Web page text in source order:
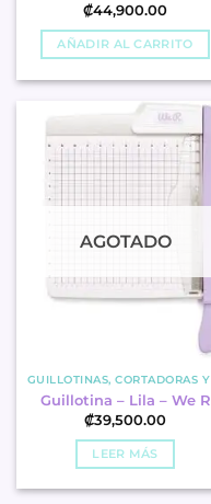
₡44,900.00
AÑADIR AL CARRITO
AGOTADO
Guillotina – Lila – We R
₡39,500.00
LEER MÁS